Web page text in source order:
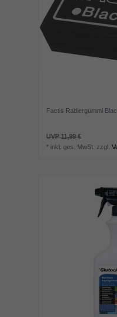
Factis Radiergummi
UVP 11,99 €
* inkl. ges. MwSt. zzgl.